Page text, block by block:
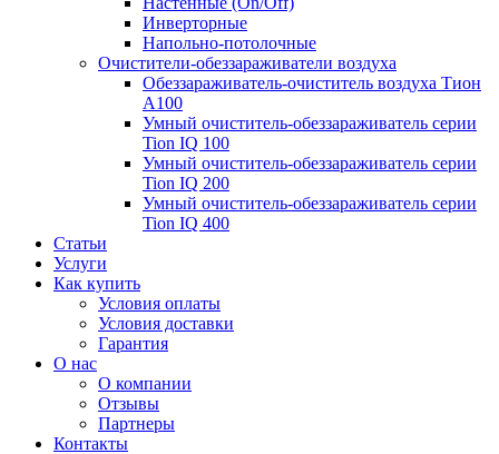
Инверторные
Напольно-потолочные
Очистители-обеззараживатели воздуха
Обеззараживатель-очиститель воздуха Тион
А100
Умный очиститель-обеззараживатель серии
Tion IQ 100
Умный очиститель-обеззараживатель серии
Tion IQ 200
Умный очиститель-обеззараживатель серии
Tion IQ 400
Статьи
Услуги
Как купить
Условия оплаты
Условия доставки
Гарантия
О нас
О компании
Отзывы
Партнеры
Контакты